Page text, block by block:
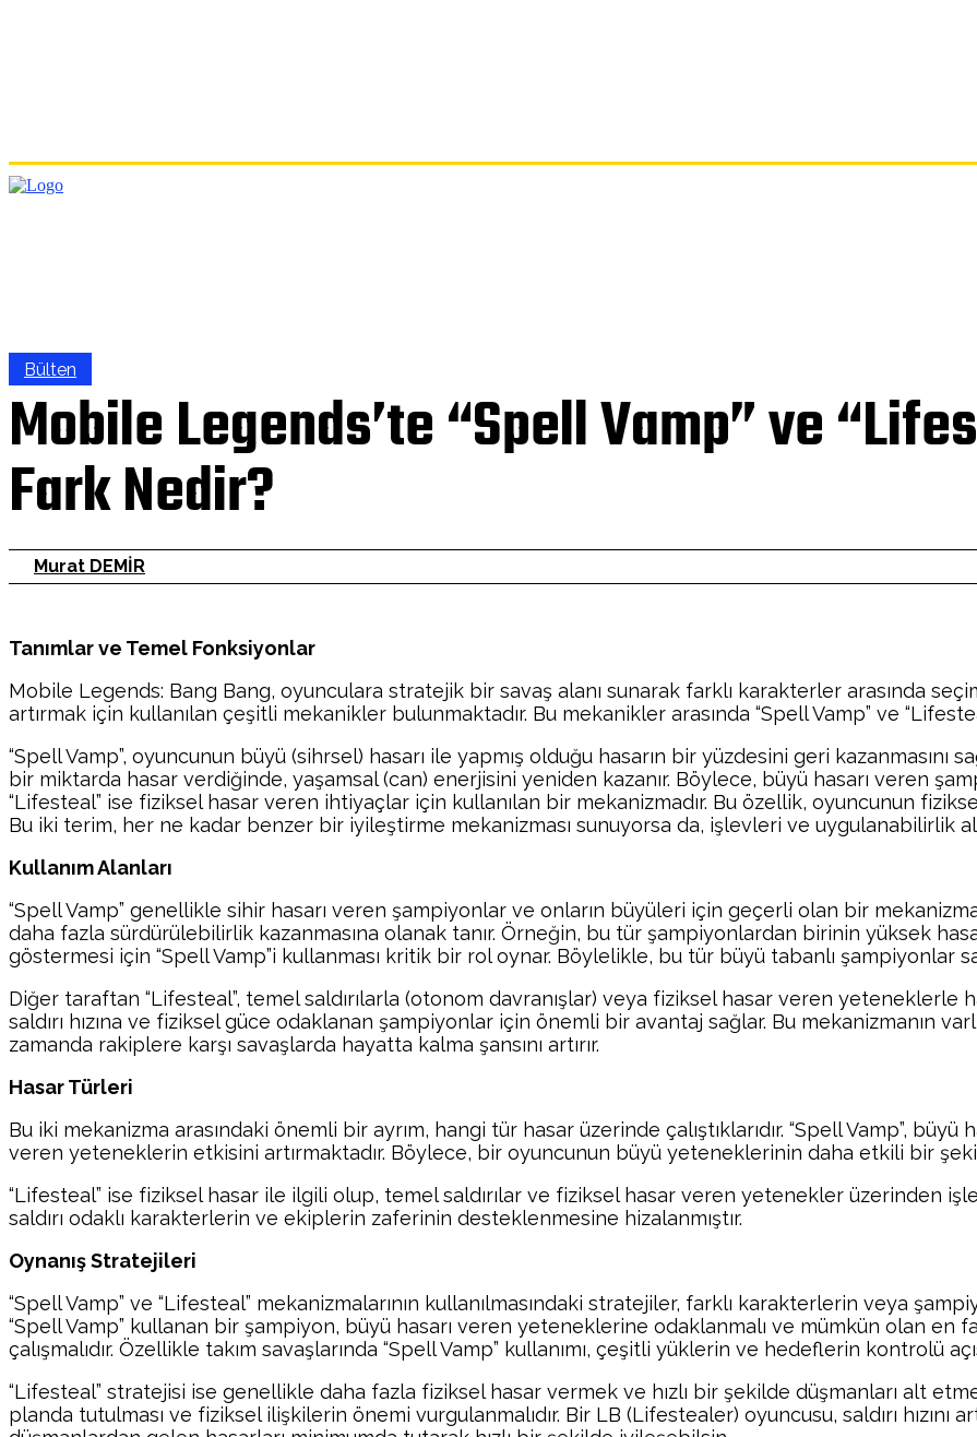
Bülten
Mobile Legends’te “Spell Vamp” ve
Fark Nedir?
Murat DEMİR
Tanımlar ve Temel Fonksiyonlar
Mobile Legends: Bang Bang, oyunculara stratejik bir savaş alanı sunarak farklı karakterler arasında
artırmak için kullanılan çeşitli mekanikler bulunmaktadır. Bu mekanikler arasında “Spell Vamp” ve
“Spell Vamp”, oyuncunun büyü (sihrsel) hasarı ile yapmış olduğu hasarın bir yüzdesini geri
bir miktarda hasar verdiğinde, yaşamsal (can) enerjisini yeniden kazanır. Böylece, büyü hasarı veren
“Lifesteal” ise fiziksel hasar veren ihtiyaçlar için kullanılan bir mekanizmadır. Bu özellik, oyuncunun
Bu iki terim, her ne kadar benzer bir iyileştirme mekanizması sunuyorsa da, işlevleri ve uygulanabilirlik
Kullanım Alanları
“Spell Vamp” genellikle sihir hasarı veren şampiyonlar ve onların büyüleri için geçerli olan bir
daha fazla sürdürülebilirlik kazanmasına olanak tanır. Örneğin, bu tür şampiyonlardan birinin yüksek
göstermesi için “Spell Vamp”i kullanması kritik bir rol oynar. Böylelikle, bu tür büyü tabanlı şampiyonlar
Diğer taraftan “Lifesteal”, temel saldırılarla (otonom davranışlar) veya fiziksel hasar veren
saldırı hızına ve fiziksel güce odaklanan şampiyonlar için önemli bir avantaj sağlar. Bu mekanizmanın
zamanda rakiplere karşı savaşlarda hayatta kalma şansını artırır.
Hasar Türleri
Bu iki mekanizma arasındaki önemli bir ayrım, hangi tür hasar üzerinde çalıştıklarıdır. “Spell Vamp”,
veren yeteneklerin etkisini artırmaktadır. Böylece, bir oyuncunun büyü yeteneklerinin daha etkili bir
“Lifesteal” ise fiziksel hasar ile ilgili olup, temel saldırılar ve fiziksel hasar veren yetenekler üzerinden
saldırı odaklı karakterlerin ve ekiplerin zaferinin desteklenmesine hizalanmıştır.
Oynanış Stratejileri
“Spell Vamp” ve “Lifesteal” mekanizmalarının kullanılmasındaki stratejiler, farklı karakterlerin veya
“Spell Vamp” kullanan bir şampiyon, büyü hasarı veren yeteneklerine odaklanmalı ve mümkün olan en
çalışmalıdır. Özellikle takım savaşlarında “Spell Vamp” kullanımı, çeşitli yüklerin ve hedeflerin kontrolü
“Lifesteal” stratejisi ise genellikle daha fazla fiziksel hasar vermek ve hızlı bir şekilde düşmanları alt
planda tutulması ve fiziksel ilişkilerin önemi vurgulanmalıdır. Bir LB (Lifestealer) oyuncusu, saldırı